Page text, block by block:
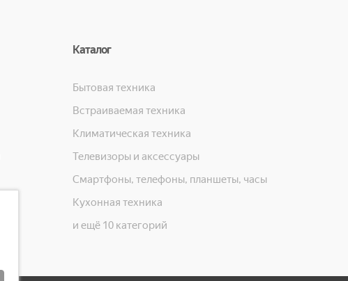
Каталог
Бытовая техника
Встраиваемая техника
Климатическая техника
Телевизоры и аксессуары
Смартфоны, телефоны, планшеты, часы
Кухонная техника
и ещё 10 категорий